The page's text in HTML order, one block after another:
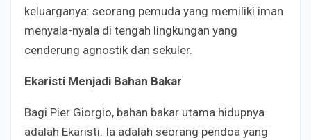
keluarganya: seorang pemuda yang memiliki iman
menyala-nyala di tengah lingkungan yang
cenderung agnostik dan sekuler.
Ekaristi Menjadi Bahan Bakar
Bagi Pier Giorgio, bahan bakar utama hidupnya
adalah Ekaristi. Ia adalah seorang pendoa yang